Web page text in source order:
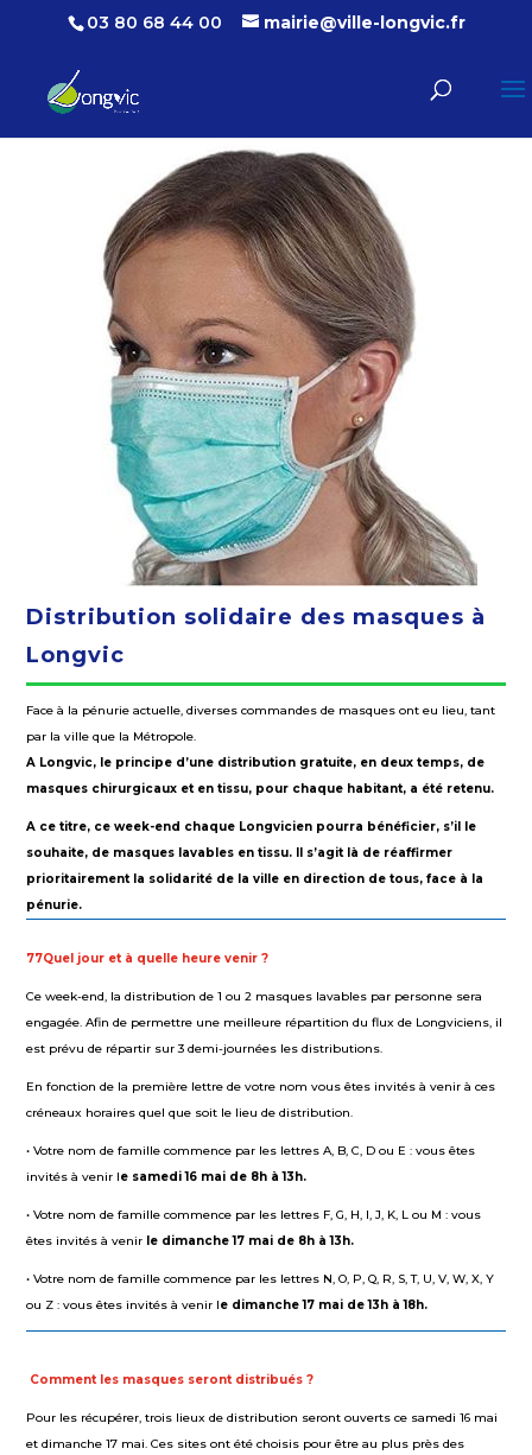
03 80 68 44 00 mairie@ville-longvic.fr
Distribution solidaire des masques à
Longvic
Face à la pénurie actuelle, diverses commandes de masques ont eu lieu, tant
par la ville que la Métropole.
A Longvic, le principe d’une distribution gratuite, en deux temps, de
masques chirurgicaux et en tissu, pour chaque habitant, a été retenu.
A ce titre, ce week-end chaque Longvicien pourra bénéficier, s’il le
souhaite, de masques lavables en tissu. Il s’agit là de réaffirmer
prioritairement la solidarité de la ville en direction de tous, face à la
pénurie.
77Quel jour et à quelle heure venir ?
Ce week-end, la distribution de 1 ou 2 masques lavables par personne sera
engagée. Afin de permettre une meilleure répartition du flux de Longviciens, il
est prévu de répartir sur 3 demi-journées les distributions.
En fonction de la première lettre de votre nom vous êtes invités à venir à ces
créneaux horaires quel que soit le lieu de distribution.
• Votre nom de famille commence par les lettres A, B, C, D ou E : vous êtes
invités à venir le samedi 16 mai de 8h à 13h.
• Votre nom de famille commence par les lettres F, G, H, I, J, K, L ou M : vous
êtes invités à venir le dimanche 17 mai de 8h à 13h.
• Votre nom de famille commence par les lettres N, O, P, Q, R, S, T, U, V, W, X, Y
ou Z : vous êtes invités à venir le dimanche 17 mai de 13h à 18h.
Comment les masques seront distribués ?
Pour les récupérer, trois lieux de distribution seront ouverts ce samedi 16 mai
et dimanche 17 mai. Ces sites ont été choisis pour être au plus près des